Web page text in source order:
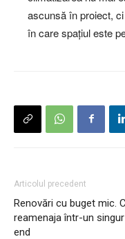
ascunsă în proiect,
în care spațiul este
Articolul precedent
Renovări cu buget mic.
reamenaja într-un
end